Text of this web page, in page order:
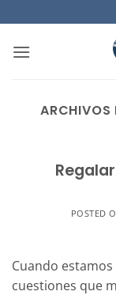
al
contenido
ARCHIVOS
POSTED
Cuando
cuestiones que